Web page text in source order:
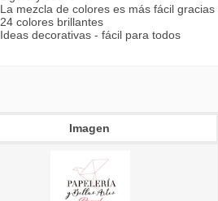
La mezcla de colores es más fácil
24 colores brillantes
Ideas decorativas - fácil para todos
Imagen